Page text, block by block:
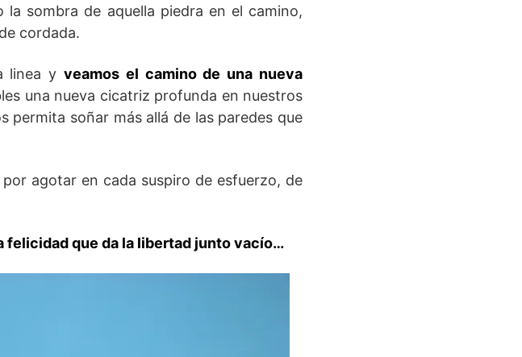
sombra de aquella piedra en el camino,
cordada.
linea y veamos el camino de una nueva
una nueva cicatriz profunda en nuestros
permita soñar más allá de las paredes que
por agotar en cada suspiro de esfuerzo, de
felicidad que da la libertad junto vacío…